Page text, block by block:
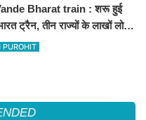
Bharat train : शरू हुई
ट्रैन, तीन राज्यों के लाखों लोगों
आसान, देखें पूरा रूटमैप
PUROHIT